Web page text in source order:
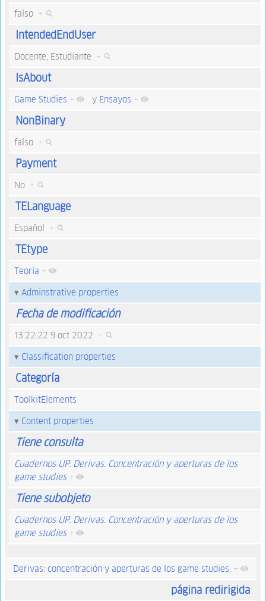
falso +
IntendedEndUser
Docente, Estudiante +
IsAbout
Game Studies + y Ensayos +
NonBinary
falso +
Payment
No +
TELanguage
Español +
TEtype
Teoría +
Adminstrative properties
Fecha de modificación
13:22:22 9 oct 2022 +
Classification properties
Categoría
ToolkitElements
Content properties
Tiene consulta
Cuadernos UP. Derivas. Concentración y aperturas de los
game studies +
Tiene subobjeto
Cuadernos UP. Derivas. Concentración y aperturas de los
game studies +
Derivas: concentración y aperturas de los game studies. +
página redirigida